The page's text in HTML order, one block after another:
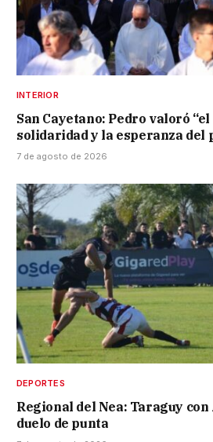
INTERIOR
San Cayetano: Pedro valoró
solidaridad y la esperanza del
7 de agosto de 2026
DEPORTES
Regional del Nea: Taraguy
duelo de punta